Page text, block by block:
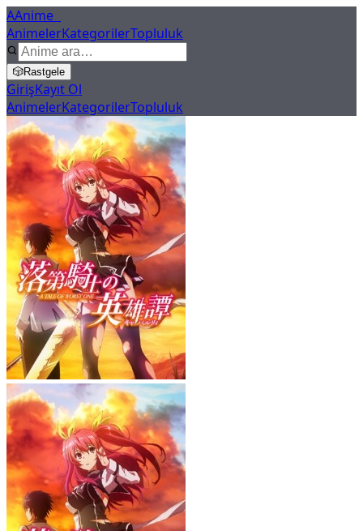
AAnime
AnimelerKategorilerTopluluk
🎲Rastgele
GirişKayıt Ol
AnimelerKategorilerTopluluk